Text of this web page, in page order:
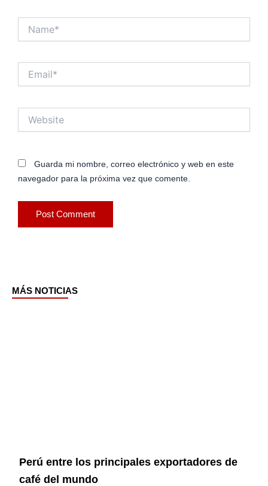
Guarda mi nombre, correo electrónico y web en este
navegador para la próxima vez que comente.
MÁS NOTICIAS
Perú entre los principales exportadores de
café del mundo